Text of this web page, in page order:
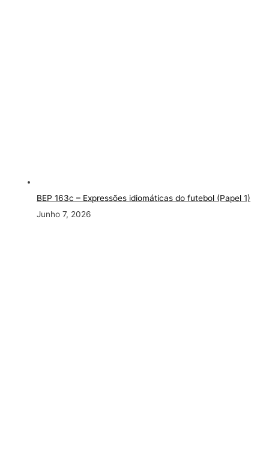
BEP 163c – Expressões idiomáticas do futebol (Papel 1)
Junho 7, 2026